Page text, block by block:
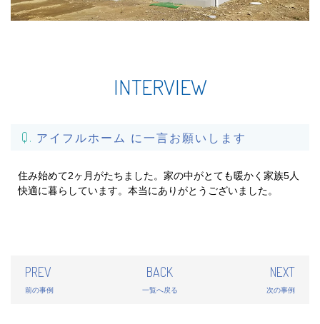
INTERVIEW
アイフルホーム に一言お願いします
住み始めて2ヶ月がたちました。家の中がとても暖かく家族5人
快適に暮らしています。本当にありがとうございました。
PREV
前の事例
BACK
一覧へ戻る
NEXT
次の事例